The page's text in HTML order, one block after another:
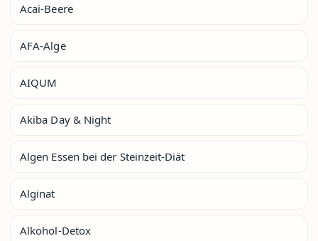
Acai-Beere
AFA-Alge
AIQUM
Akiba Day & Night
Algen Essen bei der Steinzeit-Diät
Alginat
Alkohol-Detox